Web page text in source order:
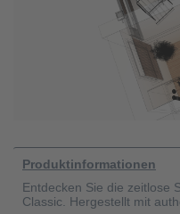
Produktinformationen
Entdecken Sie die zeitlose
Classic. Hergestellt mit